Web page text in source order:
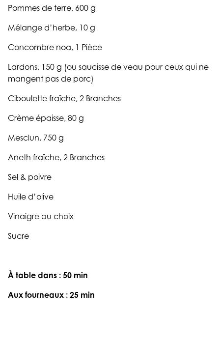
Pommes de terre, 600 g
Mélange d’herbe, 10 g
Concombre noa, 1 Pièce
Lardons, 150 g (ou saucisse de veau pour ceux qui ne
mangent pas de porc)
Ciboulette fraîche, 2 Branches
Crème épaisse, 80 g
Mesclun, 750 g
Aneth fraîche, 2 Branches
Sel & poivre
Huile d’olive
Vinaigre au choix
Sucre
À table dans : 50 min
Aux fourneaux : 25 min